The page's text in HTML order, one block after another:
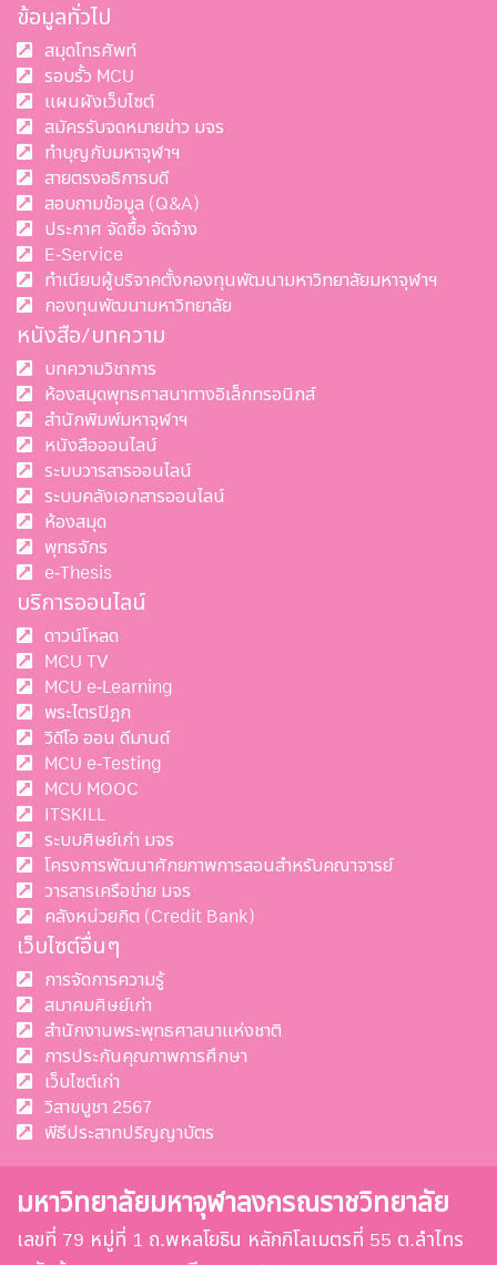
ข้อมูลทั่วไป
สมุดโทรศัพท์
รอบรั้ว MCU
แผนผังเว็บไซต์
สมัครรับจดหมายข่าว มจร
ทำบุญกับมหาจุฬาฯ
สายตรงอธิการบดี
สอบถามข้อมูล (Q&A)
ประกาศ จัดซื้อ จัดจ้าง
E-Service
ทำเนียบผู้บริจาคตั้งกองทุนพัฒนามหาวิทยาลัยมหาจุฬาฯ
กองทุนพัฒนามหาวิทยาลัย
หนังสือ/บทความ
บทความวิชาการ
ห้องสมุดพุทธศาสนาทางอิเล็กทรอนิกส์
สำนักพิมพ์มหาจุฬาฯ
หนังสือออนไลน์
ระบบวารสารออนไลน์
ระบบคลังเอกสารออนไลน์
ห้องสมุด
พุทธจักร
e-Thesis
บริการออนไลน์
ดาวน์โหลด
MCU TV
MCU e-Learning
พระไตรปิฎก
วิดีโอ ออน ดีมานด์
MCU e-Testing
MCU MOOC
ITSKILL
ระบบศิษย์เก่า มจร
โครงการพัฒนาศักยภาพการสอนสำหรับคณาจารย์
วารสารเครือข่าย มจร
คลังหน่วยกิต (Credit Bank)
เว็บไซต์อื่นๆ
การจัดการความรู้
สมาคมศิษย์เก่า
สำนักงานพระพุทธศาสนาแห่งชาติ
การประกันคุณภาพการศึกษา
เว็บไซต์เก่า
วิสาขบูชา 2567
พีธีประสาทปริญญาบัตร
มหาวิทยาลัยมหาจุฬาลงกรณราชวิทยาลัย
เลขที่ 79 หมู่ที่ 1 ถ.พหลโยธิน หลักกิโลเมตรที่ 55 ต.ลำไทร